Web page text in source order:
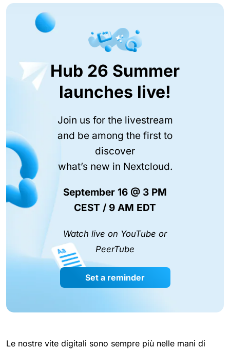
Hub 26 Summer
launches live!
Join us for the livestream
and be among the first to
discover
what’s new in Nextcloud.
September 16 @ 3 PM
CEST / 9 AM EDT
Watch live on YouTube or
PeerTube
Set a reminder
Le nostre vite digitali sono sempre più nelle mani di